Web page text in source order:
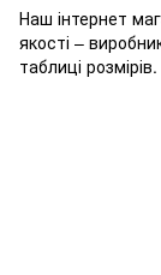
Наш інтернет
якості –
таблиці розмірів.